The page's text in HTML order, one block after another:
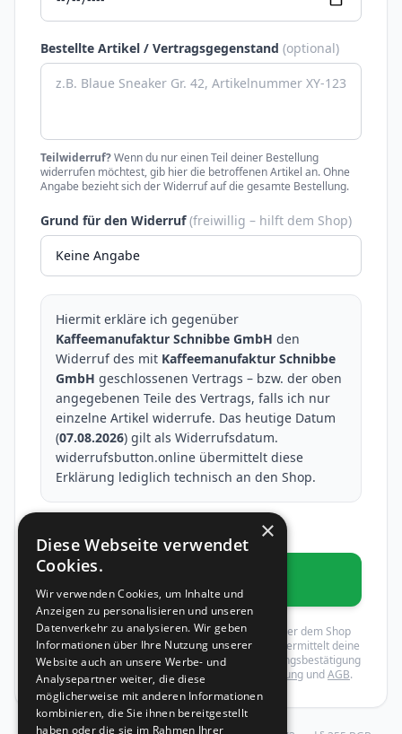
Bestellte Artikel / Vertragsgegenstand (optional)
Teilwiderruf?Wenn du nur einen Teil deiner Bestellung
widerrufen möchtest, gib hier die betroffenen Artikel an. Ohne
Angabe bezieht sich der Widerruf auf die gesamte Bestellung.
Grund für den Widerruf(freiwillig – hilft dem Shop)
Hiermit erkläre ich gegenüber
Kaffeemanufaktur Schnibbe GmbH den
Widerruf des mit Kaffeemanufaktur Schnibbe
GmbH geschlossenen Vertrags – bzw. der oben
angegebenen Teile des Vertrags, falls ich nur
einzelne Artikel widerrufe. Das heutige Datum
(07.08.2026) gilt als Widerrufsdatum.
widerrufsbutton.online übermittelt diese
Erklärung lediglich technisch an den Shop.
Mit dem Absenden wird dein Widerruf gegenüber dem Shop
rechtswirksam erklärt. widerrufsbutton.online übermittelt deine
Erklärung an den Shop und schickt dir eine Eingangsbestätigung
per E-Mail. Es gelten unsereDatenschutzerklärung undAGB.
×
Diese Webseite verwendet
Cookies.
Wir verwenden Cookies, um Inhalte und
Anzeigen zu personalisieren und unseren
Datenverkehr zu analysieren. Wir geben
Informationen über Ihre Nutzung unserer
Website auch an unsere Werbe- und
Analysepartner weiter, die diese
möglicherweise mit anderen Informationen
kombinieren, die Sie ihnen bereitgestellt
haben oder die sie im Rahmen Ihrer